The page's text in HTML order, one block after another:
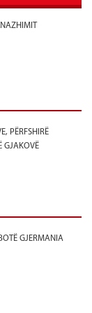
PËRFSHIRË
GJAKOVË
GJERMANIA